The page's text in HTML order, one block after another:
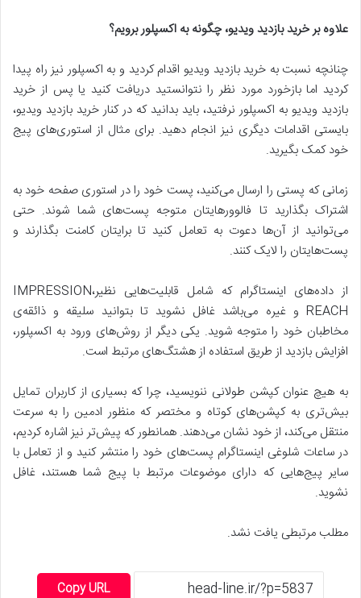
علاوه بر خرید بازدید ویدیو، چگونه به اکسپلور برویم؟
چنانچه نسبت به خرید بازدید ویدیو اقدام کردید و به اکسپلور نیز راه پیدا
کردید اما بازخورد مورد نظر را نتوانستید دریافت کنید یا پس از خرید
بازدید ویدیو به اکسپلور نرفتید، باید بدانید که در کنار خرید بازدید ویدیو،
بایستی اقدامات دیگری نیز انجام دهید. برای مثال از استوری‌های پیج
خود کمک بگیرید.
زمانی که پستی را ارسال می‌کنید، پست خود را در استوری صفحه خود به
اشتراک بگذارید تا فالوورهایتان متوجه پست‌های شما شوند. حتی
می‌توانید از آن‌ها دعوت به تعامل کنید تا برایتان کامنت بگذارند و
پست‌هایتان را لایک کنند.
از داده‌های اینستاگرام که شامل قابلیت‌هایی نظیرIMPRESSION،
REACH و غیره می‌باشد غافل نشوید تا بتوانید سلیقه و ذائقه‌ی
مخاطبان خود را متوجه شوید. یکی دیگر از روش‌های ورود به اکسپلور،
افزایش بازدید از طریق استفاده از هشتگ‌های مرتبط است.
به هیچ عنوان کپشن طولانی ننویسید، چرا که بسیاری از کاربران تمایل
بیش‌تری به کپشن‌های کوتاه و مختصر که منظور ادمین را به سرعت
منتقل می‌کند، از خود نشان می‌دهند. همانطور که پیش‌تر نیز اشاره کردیم،
در ساعات شلوغی اینستاگرام پست‌های خود را منتشر کنید و از تعامل با
سایر پیج‌هایی که دارای موضوعات مرتبط با پیج شما هستند، غافل
نشوید.
مطلب مرتبطی یافت نشد.
Copy URL